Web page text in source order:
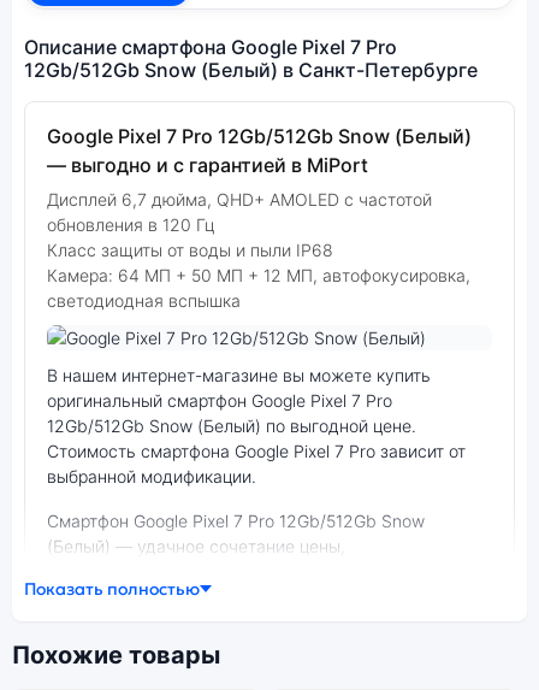
Описание смартфона Google Pixel 7 Pro
12Gb/512Gb Snow (Белый) в Санкт-Петербурге
Google Pixel 7 Pro 12Gb/512Gb Snow (Белый)
— выгодно и с гарантией в MiPort
Дисплей 6,7 дюйма, QHD+ AMOLED с частотой
обновления в 120 Гц
Класс защиты от воды и пыли IP68
Камера: 64 МП + 50 МП + 12 МП, автофокусировка,
светодиодная вспышка
В нашем интернет-магазине вы можете купить
оригинальный смартфон Google Pixel 7 Pro
12Gb/512Gb Snow (Белый) по выгодной цене.
Стоимость смартфона Google Pixel 7 Pro зависит от
выбранной модификации.
смартфон Google Pixel 7 Pro 12Gb/512Gb Snow
(Белый) — удачное сочетание цены,
разных конфигурациях и цветах — выбирайте под
Показать полностью
Похожие товары